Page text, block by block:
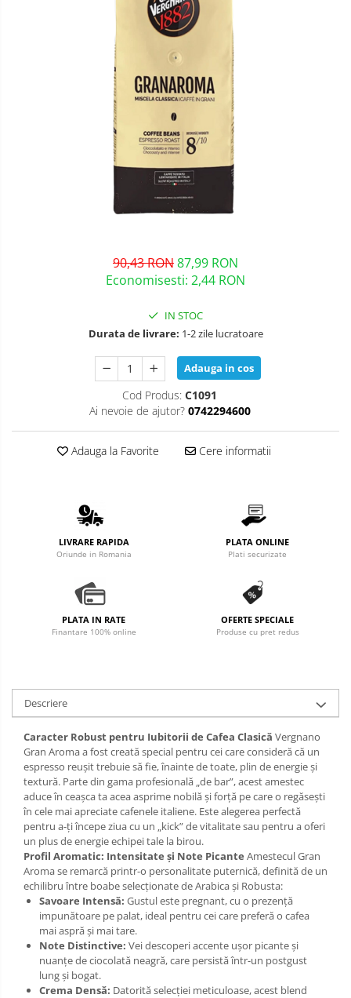
90,43 RON87,99 RON
Economisesti: 2,44 RON
IN STOC
Durata de livrare: 1-2 zile lucratoare
Adauga in cos
Cod Produs: C1091
Ai nevoie de ajutor? 0742294600
Adauga la Favorite Cere informatii
LIVRARE RAPIDA
Oriunde in Romania
PLATA ONLINE
Plati securizate
PLATA IN RATE
Finantare 100% online
OFERTE SPECIALE
Produse cu pret redus
Descriere
Caracter Robust pentru Iubitorii de Cafea Clasică Vergnano
Gran Aroma a fost creată special pentru cei care consideră că un
espresso reușit trebuie să fie, înainte de toate, plin de energie și
textură. Parte din gama profesională „de bar”, acest amestec
aduce în ceașca ta acea asprime nobilă și forță pe care o regăsești
în cele mai apreciate cafenele italiene. Este alegerea perfectă
pentru a-ți începe ziua cu un „kick” de vitalitate sau pentru a oferi
un plus de energie echipei tale la birou.
Profil Aromatic: Intensitate și Note Picante Amestecul Gran
Aroma se remarcă printr-o personalitate puternică, definită de un
echilibru între boabe selecționate de Arabica și Robusta:
Savoare Intensă: Gustul este pregnant, cu o prezență
impunătoare pe palat, ideal pentru cei care preferă o cafea
mai aspră și mai tare.
Note Distinctive: Vei descoperi accente ușor picante și
nuanțe de ciocolată neagră, care persistă într-un postgust
lung și bogat.
Crema Densă: Datorită selecției meticuloase, acest blend